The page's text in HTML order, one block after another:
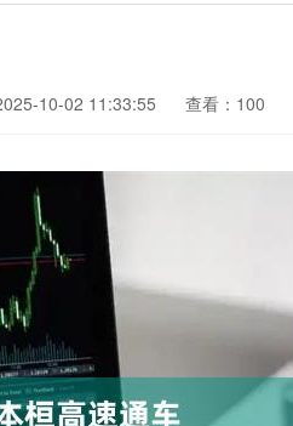
10-02 11:33:55 查看：100